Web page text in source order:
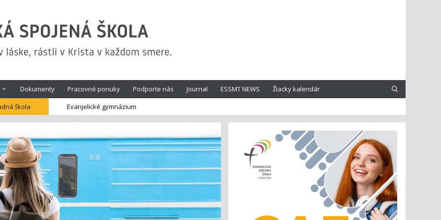
Dokumenty Pracovné ponuky Podporte nás Journal ESSMT NEWS
Žiacky kalendár
škola Evanjelické gymnázium